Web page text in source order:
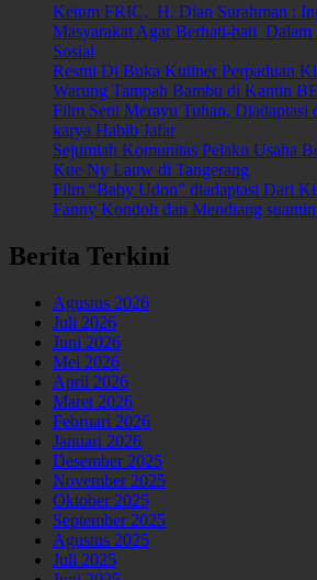
Ketum FRIC, H. Dian Surahman :
Masyarakat Agar Berhati-hati Dalam
Sosial
Resmi Di Buka Kuliner Perpaduan
Warung Tampah Bambu di Kantin
Film Seni Merayu Tuhan, Diadaptasi
karya Habib Jafar
Sejumlah Komunitas Pelaku Usaha
Kue Ny Lauw di Tangerang
Film “Baby Udon” diadaptasi Dari
Fanny Kondoh dan Mendiang
Berita Terkini
Agustus 2026
Juli 2026
Juni 2026
Mei 2026
April 2026
Maret 2026
Februari 2026
Januari 2026
Desember 2025
November 2025
Oktober 2025
September 2025
Agustus 2025
Juli 2025